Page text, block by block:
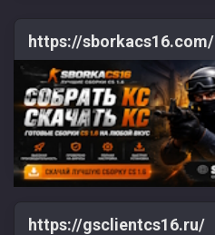
https://sborkacs16.com/
https://gsclientcs16.ru/